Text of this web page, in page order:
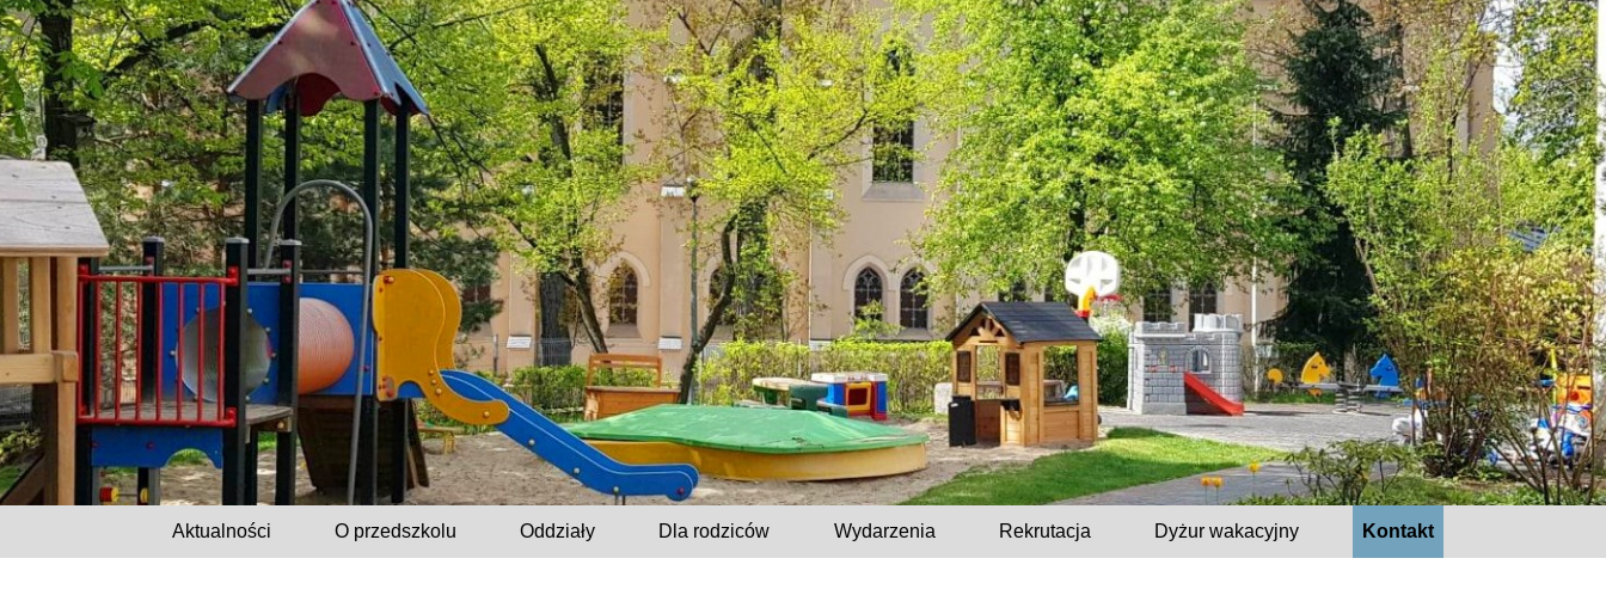
Aktualności O przedszkolu Oddziały Dla rodziców Wydarzenia Rekrutacja Dyżur wakacyjny Kontakt